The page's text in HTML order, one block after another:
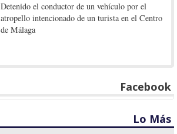
Detenido el conductor de un vehículo por el
atropello intencionado de un turista en el Centro
de Málaga
Facebook
Lo Más